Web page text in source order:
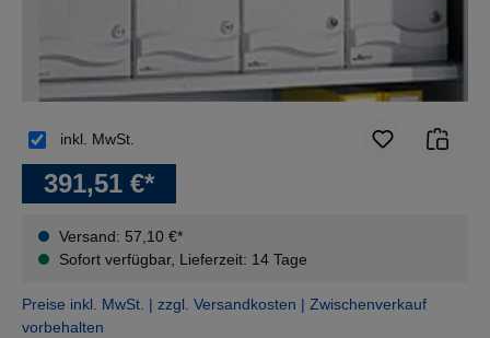
391,51 €*
Versand: 57,10 €*
Sofort verfügbar, Lieferzeit: 14 Tage
inkl. MwSt.
Preise inkl. MwSt. | zzgl. Versandkosten | Zwischenverkauf
vorbehalten